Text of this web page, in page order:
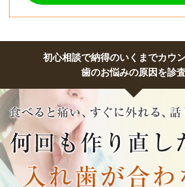
初心相談で納得のいくまでカウ
歯のお悩みの原因を診